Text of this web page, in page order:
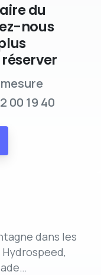
du
nous
00 19 40
dans les